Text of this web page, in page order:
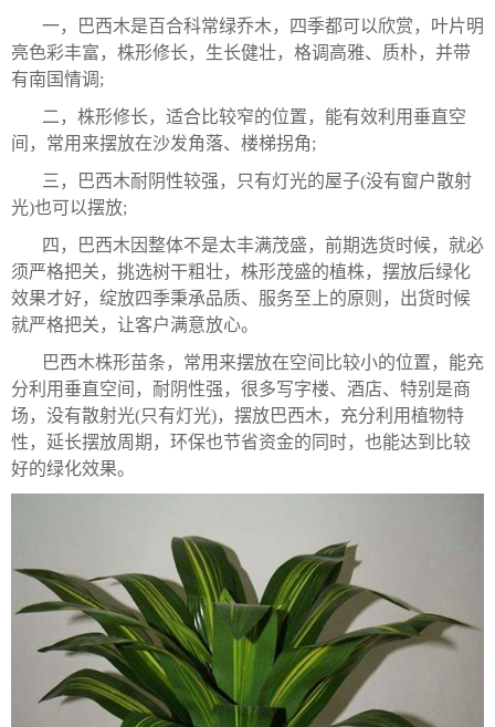
一，巴西木是百合科常绿乔木，四季都可以欣赏，叶片明
亮色彩丰富，株形修长，生长健壮，格调高雅、质朴，并带
有南国情调;
二，株形修长，适合比较窄的位置，能有效利用垂直空
间，常用来摆放在沙发角落、楼梯拐角;
三，巴西木耐阴性较强，只有灯光的屋子(没有窗户散射
光)也可以摆放;
四，巴西木因整体不是太丰满茂盛，前期选货时候，就必
须严格把关，挑选树干粗壮，株形茂盛的植株，摆放后绿化
效果才好，绽放四季秉承品质、服务至上的原则，出货时候
就严格把关，让客户满意放心。
巴西木株形苗条，常用来摆放在空间比较小的位置，能充
分利用垂直空间，耐阴性强，很多写字楼、酒店、特别是商
场，没有散射光(只有灯光)，摆放巴西木，充分利用植物特
性，延长摆放周期，环保也节省资金的同时，也能达到比较
好的绿化效果。